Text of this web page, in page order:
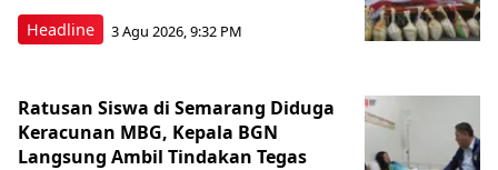
Headline 3 Agu 2026, 9:32 PM
Ratusan Siswa di Semarang Diduga
Keracunan MBG, Kepala BGN
Langsung Ambil Tindakan Tegas